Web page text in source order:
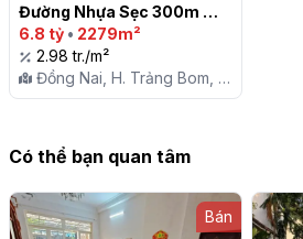
Đường Nhựa Sẹc 300m
Đ.Trần Vĩnh Lộc & Ngay
Gần KCN Giang Điền - An
Viễn - Trảng Bom
6.8 tỷ • 2279m²
2.98 tr./m²
Đồng Nai, H. Trảng Bom, X.
An Viễn
Có thể bạn quan tâm
Bán